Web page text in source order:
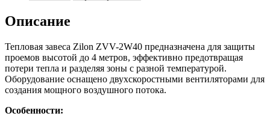
Описание
Тепловая завеса Zilon ZVV-2W40 предназначена для защиты
проемов высотой до 4 метров, эффективно предотвращая
потери тепла и разделяя зоны с разной температурой.
Оборудование оснащено двухскоростными вентиляторами для
создания мощного воздушного потока.
Особенности: